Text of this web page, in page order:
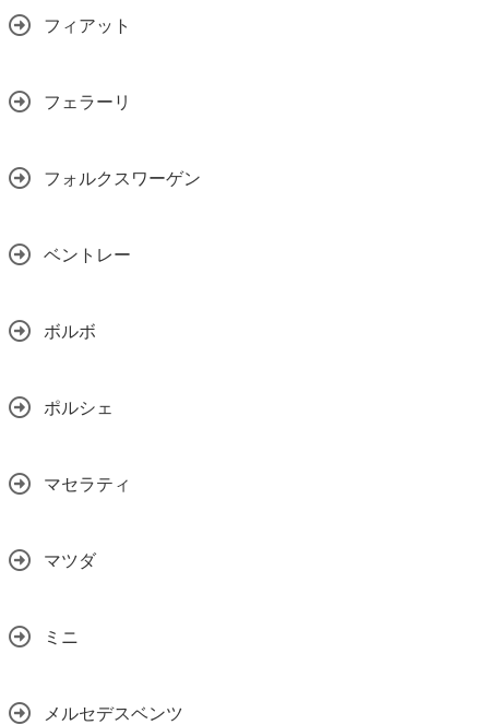
フィアット
フェラーリ
フォルクスワーゲン
ベントレー
ボルボ
ポルシェ
マセラティ
マツダ
ミニ
メルセデスベンツ